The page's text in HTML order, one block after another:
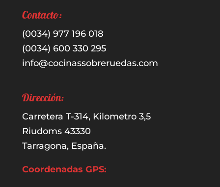
Contacto:
(0034) 977 196 018
(0034) 600 330 295
info@cocinassobreruedas.com
Dirección:
Carretera T-314, Kilometro 3,5
Riudoms 43330
Tarragona, España.
Coordenadas GPS: